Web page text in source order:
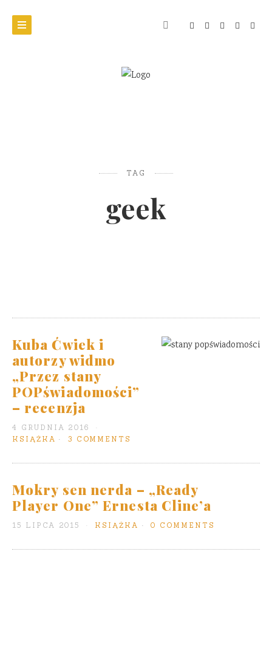
TAG
geek
Kuba Ćwiek i
autorzy widmo
„Przez stany
POPświadomości”
– recenzja
4 GRUDNIA 2016
KSIĄŻKA
3 COMMENTS
Mokry sen nerda – „Ready
Player One” Ernesta Cline’a
15 LIPCA 2015 KSIĄŻKA 0 COMMENTS